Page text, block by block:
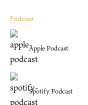
Podcast
Apple Podcast
Spotify Podcast